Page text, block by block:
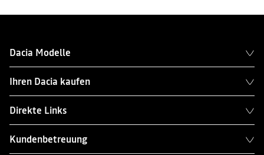
Dacia Modelle
Ihren Dacia kaufen
Direkte Links
Kundenbetreuung